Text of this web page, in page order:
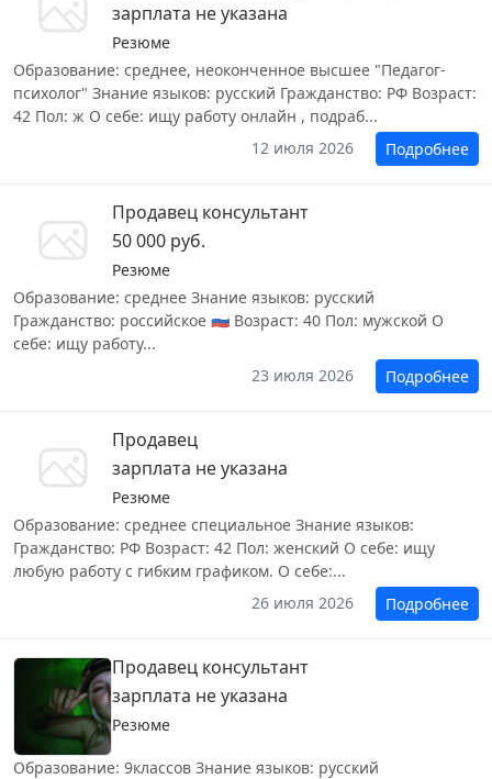
зарплата не указана
Резюме
Образование: среднее, неоконченное высшее "Педагог-
психолог" Знание языков: русский Гражданство: РФ Возраст:
42 Пол: ж О себе: ищу работу онлайн , подраб...
12 июля 2026
Подробнее
Продавец консультант
50 000 руб.
Резюме
Образование: среднее Знание языков: русский
Гражданство: российское 🇷🇺 Возраст: 40 Пол: мужской О
себе: ищу работу...
23 июля 2026
Подробнее
Продавец
зарплата не указана
Резюме
Образование: среднее специальное Знание языков:
Гражданство: РФ Возраст: 42 Пол: женский О себе: ищу
любую работу с гибким графиком. О себе:...
26 июля 2026
Подробнее
Продавец консультант
зарплата не указана
Резюме
Образование: 9классов Знание языков: русский